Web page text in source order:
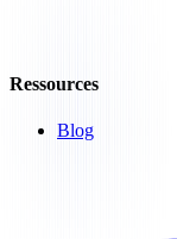
Ressources
Blog